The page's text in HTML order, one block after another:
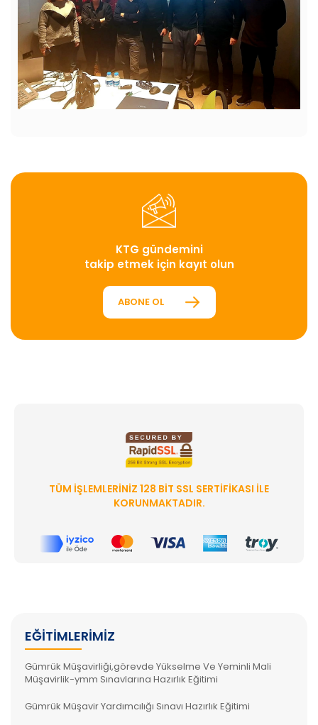
KTG gündemini
takip etmek için kayıt olun
ABONE OL
TÜM İŞLEMLERINIZ 128 BIT SSL SERTIFIKASI ILE
KORUNMAKTADIR.
EĞITIMLERIMIZ
Gümrük Müşavirliği,görevde Yükselme Ve Yeminli Mali
Müşavirlik-ymm Sınavlarına Hazırlık Eğitimi
Gümrük Müşavir Yardımcılığı Sınavı Hazırlık Eğitimi